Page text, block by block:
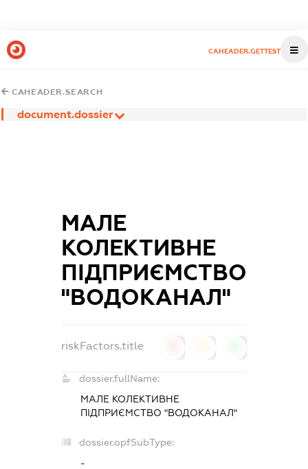
CAHEADER.GETTEST
CAHEADER.SEARCH
document.dossier
МАЛЕ
КОЛЕКТИВНЕ
ПІДПРИЄМСТВО
"ВОДОКАНАЛ"
riskFactors.title
dossier.fullName:
МАЛЕ КОЛЕКТИВНЕ
ПІДПРИЄМСТВО "ВОДОКАНАЛ"
dossier.opfSubType:
-